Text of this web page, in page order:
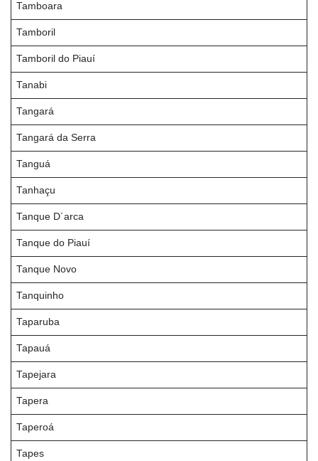
Tamboara
Tamboril
Tamboril do Piauí
Tanabi
Tangará
Tangará da Serra
Tanguá
Tanhaçu
Tanque D´arca
Tanque do Piauí
Tanque Novo
Tanquinho
Taparuba
Tapauá
Tapejara
Tapera
Taperoá
Tapes